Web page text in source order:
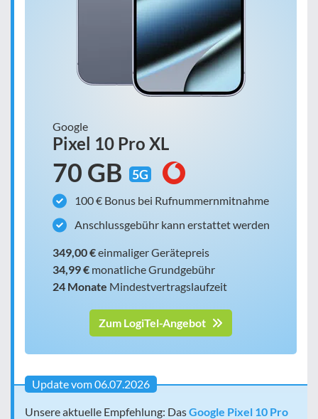
Google
Pixel 10 Pro XL
70 GB 5G
100 € Bonus bei Rufnummernmitnahme
Anschlussgebühr kann erstattet werden
349,00 €einmaliger Gerätepreis
34,99 € monatliche Grundgebühr
24 Monate Mindestvertragslaufzeit
Zum LogiTel-Angebot
Update vom 06.07.2026
Unsere aktuelle Empfehlung: DasGoogle Pixel 10 Pro